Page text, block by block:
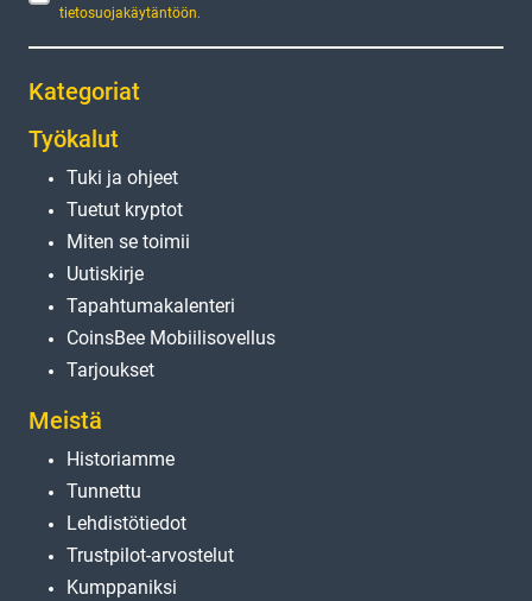
tietosuojakäytäntöön.
Kategoriat
Työkalut
Tuki ja ohjeet
Tuetut kryptot
Miten se toimii
Uutiskirje
Tapahtumakalenteri
CoinsBee Mobiilisovellus
Tarjoukset
Meistä
Historiamme
Tunnettu
Lehdistötiedot
Trustpilot-arvostelut
Kumppaniksi